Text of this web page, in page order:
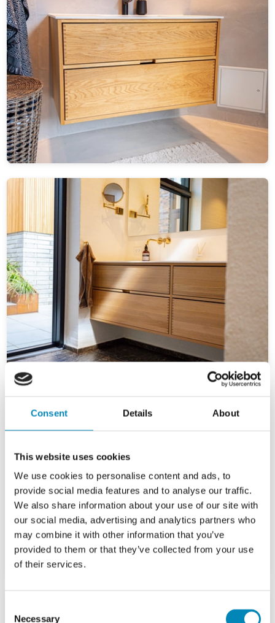
Consent Details About
This website uses cookies
We use cookies to personalise content and ads, to
provide social media features and to analyse our traffic.
We also share information about your use of our site with
our social media, advertising and analytics partners who
may combine it with other information that you’ve
provided to them or that they’ve collected from your use
of their services.
Necessary